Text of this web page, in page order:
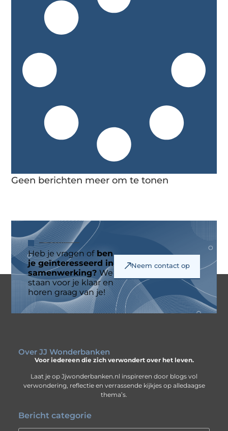
Geen berichten meer om te tonen
Heb je vragen ofben
je geïnteresseerd in
samenwerking? We
staan voor je klaar en
horen graag van je!
Neem contact op
Over JJ Wonderbanken
Voor iedereen die zich verwondert over het leven.
Laat je op Jjwonderbanken.nl inspireren door blogs vol
verwondering, reflectie en verrassende kijkjes op alledaagse
thema’s.
Bericht categorie